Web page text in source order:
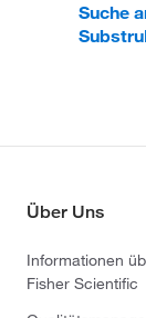
Suche
Über Uns
Informationen
Fisher Scientific